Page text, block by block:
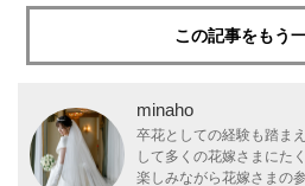
この記事をもう
minaho
卒花としての経験も踏ま
して多くの花嫁さまにた
楽しみながら花嫁さまの